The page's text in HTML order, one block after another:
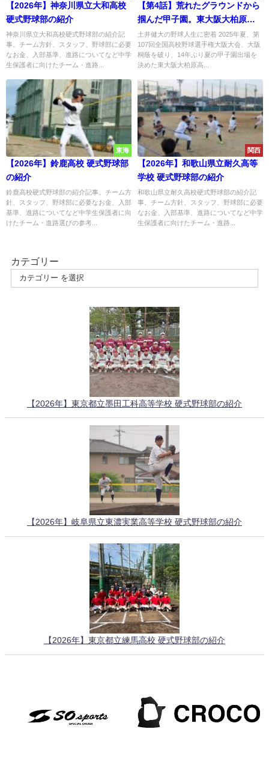
【2026年】神奈川県立大和高校
硬式野球部の紹介
神奈川県立大和高校硬式野球部の紹介記
事。チーム方針、スタッフ、野球部に必要
なお金、入部基準、進路についてなど中学
生保護者に向けたチーム・進路...
【第4話】荒れたグラウンドから
掴んだ甲子園。東大阪大柏原・
土井健大監督、信念の最終章
土井健大の野球人生に密着 2025年夏、第
107回全国高校野球選手権大阪大会、大阪
桐蔭を破り、14年ぶり夏の甲子園出場を
決めた東大阪大柏原高...
東海
【2026年】鈴鹿高校 硬式野球部
の紹介
鈴鹿高校硬式野球部の紹介記事。チーム方
針、スタッフ、野球部に必要なお金、入部
基準、進路についてなど中学生保護者に向
けたチーム・進路選びの参考...
関西
【2026年】和歌山県立耐久高等
学校 硬式野球部の紹介
和歌山県立耐久高校硬式野球部の紹介記
事。チーム方針、スタッフ、野球部に必要
なお金、入部基準、進路についてなど中学
生保護者に向けたチーム・進路...
カテゴリー
【2026年】東京都立墨田工科高等学校 硬式野球部の紹介
【2026年】岐阜県立東濃実業高等学校 硬式野球部の紹介
【2026年】東京都立練馬高校 硬式野球部の紹介